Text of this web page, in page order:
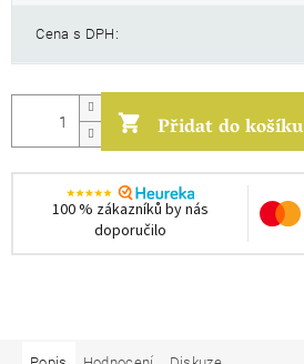
Cena s DPH:
Přidat do košíku
100 % zákazníků by nás
doporučilo